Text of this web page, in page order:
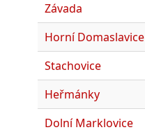
Závada
Horní Domaslavice
Stachovice
Heřmánky
Dolní Marklovice